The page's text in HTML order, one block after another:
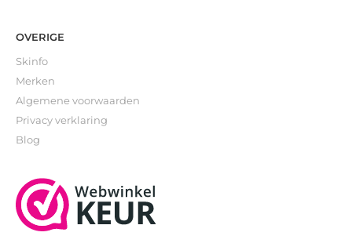
OVERIGE
Skinfo
Merken
Algemene voorwaarden
Privacy verklaring
Blog